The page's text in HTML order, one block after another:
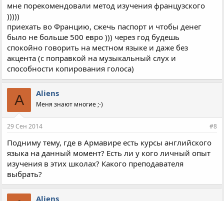
мне порекомендовали метод изучения французского
)))))
приехать во Францию, сжечь паспорт и чтобы денег
было не больше 500 евро ))) через год будешь
спокойно говорить на местном языке и даже без
акцента (с поправкой на музыкальный слух и
способности копирования голоса)
A Aliens
Меня знают многие ;-)
29 Сен 2014 #8
Подниму тему, где в Армавире есть курсы английского
языка на данный момент? Есть ли у кого личный опыт
изучения в этих школах? Какого преподавателя
выбрать?
Aliens